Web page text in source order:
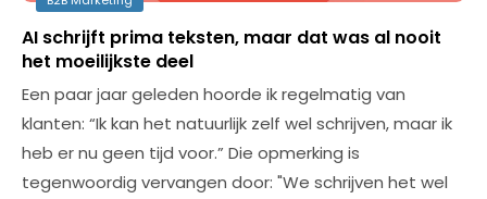
AI schrijft prima teksten, maar dat was al nooit
het moeilijkste deel
Een paar jaar geleden hoorde ik regelmatig van
klanten: “Ik kan het natuurlijk zelf wel schrijven, maar ik
heb er nu geen tijd voor.” Die opmerking is
tegenwoordig vervangen door: "We schrijven het wel